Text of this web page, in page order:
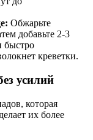
Обжарьте
добавьте 2-3
быстро
креветки.
усилий
которая
их более